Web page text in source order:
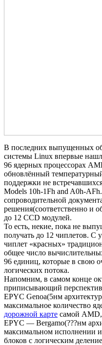
В последних выпущенных
системы Linux впервые
96 ядерных процессорах
обновлённый
поддержки не
Models 10h-1Fh and A0h-
сопроводительной
решения(соответственно и
до 12 CCD модулей.
То есть, некие, пока не
получать до 12 чиплетов. С
чиплет «красных»
общее число
96 единиц, которые в свою
логических потока.
Напомним, в самом конце
приписывающий
EPYC Genoa(5нм
максимальное количество
дорожной карте самой AMD,
EPYC — Bergamo(???нм
максимальном исполнении
блоков с логическим